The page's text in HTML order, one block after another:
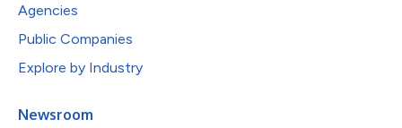
Agencies
Public Companies
Explore by Industry
Newsroom